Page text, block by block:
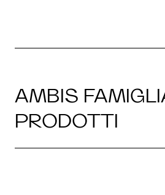
AMBIS
PRODOTTI